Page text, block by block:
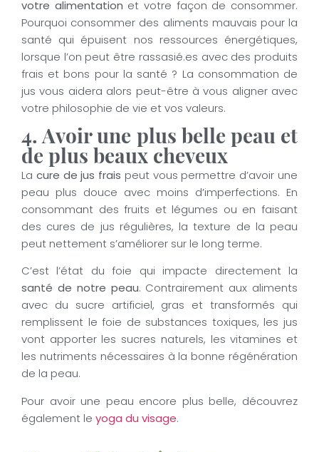
votre alimentation et votre façon de consommer.
Pourquoi consommer des aliments mauvais pour la
santé qui épuisent nos ressources énergétiques,
lorsque l’on peut être rassasié.es avec des produits
frais et bons pour la santé ? La consommation de
jus vous aidera alors peut-être à vous aligner avec
votre philosophie de vie et vos valeurs.
4. Avoir une plus belle peau et
de plus beaux cheveux
La cure de jus frais peut vous permettre d’avoir une
peau plus douce avec moins d’imperfections. En
consommant des fruits et légumes ou en faisant
des cures de jus régulières, la texture de la peau
peut nettement s’améliorer sur le long terme.
C’est l’état du foie qui impacte directement la
santé de notre peau. Contrairement aux aliments
avec du sucre artificiel, gras et transformés qui
remplissent le foie de substances toxiques, les jus
vont apporter les sucres naturels, les vitamines et
les nutriments nécessaires à la bonne régénération
de la peau.
Pour avoir une peau encore plus belle, découvrez
également le yoga du visage.